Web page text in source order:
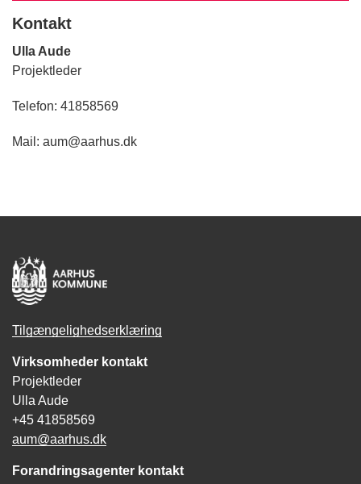
Kontakt
Ulla Aude
Projektleder
Telefon: 41858569
Mail: aum@aarhus.dk
Tilgængelighedserklæring
Virksomheder kontakt
Projektleder
Ulla Aude
+45 41858569
aum@aarhus.dk
Forandringsagenter kontakt